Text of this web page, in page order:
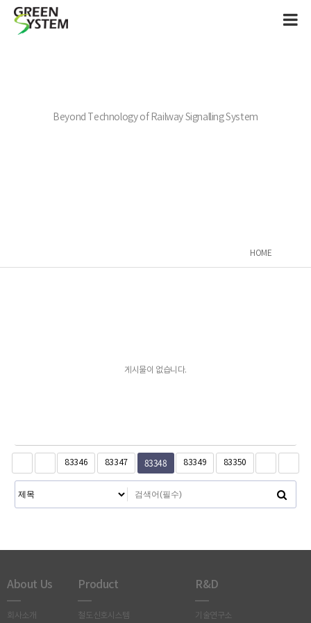
Beyond Technology of Railway Signalling System
HOME
게시물이 없습니다.
83346 83347 83348 83349 83350
About Us
회사소개
Product
철도신호시스템
R&D
기술연구소